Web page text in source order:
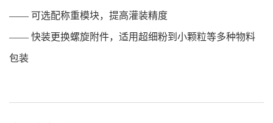
—— 可选配称重模块，提高灌装精度
—— 快装更换螺旋附件，适用超细粉到小颗粒等多种物料
包装